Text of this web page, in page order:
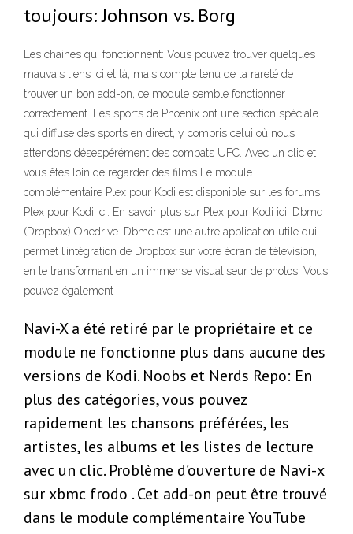
toujours: Johnson vs. Borg
Les chaines qui fonctionnent: Vous pouvez trouver quelques
mauvais liens ici et là, mais compte tenu de la rareté de
trouver un bon add-on, ce module semble fonctionner
correctement. Les sports de Phoenix ont une section spéciale
qui diffuse des sports en direct, y compris celui où nous
attendons désespérément des combats UFC. Avec un clic et
vous êtes loin de regarder des films Le module
complémentaire Plex pour Kodi est disponible sur les forums
Plex pour Kodi ici. En savoir plus sur Plex pour Kodi ici. Dbmc
(Dropbox) Onedrive. Dbmc est une autre application utile qui
permet l’intégration de Dropbox sur votre écran de télévision,
en le transformant en un immense visualiseur de photos. Vous
pouvez également
Navi-X a été retiré par le propriétaire et ce
module ne fonctionne plus dans aucune des
versions de Kodi. Noobs et Nerds Repo: En
plus des catégories, vous pouvez
rapidement les chansons préférées, les
artistes, les albums et les listes de lecture
avec un clic. Problème d’ouverture de Navi-x
sur xbmc frodo . Cet add-on peut être trouvé
dans le module complémentaire YouTube